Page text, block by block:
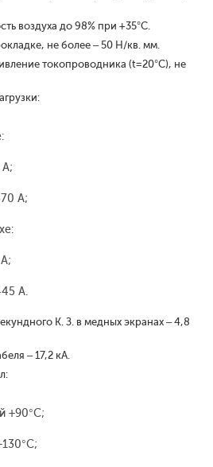
воздуха до 98% при +35°С.
не более – 50 Н/кв. мм.
токопроводника (t=20°С), не
А;
А.
К. З. в медных экранах – 4,8
– 17,2 кА.
+90°С;